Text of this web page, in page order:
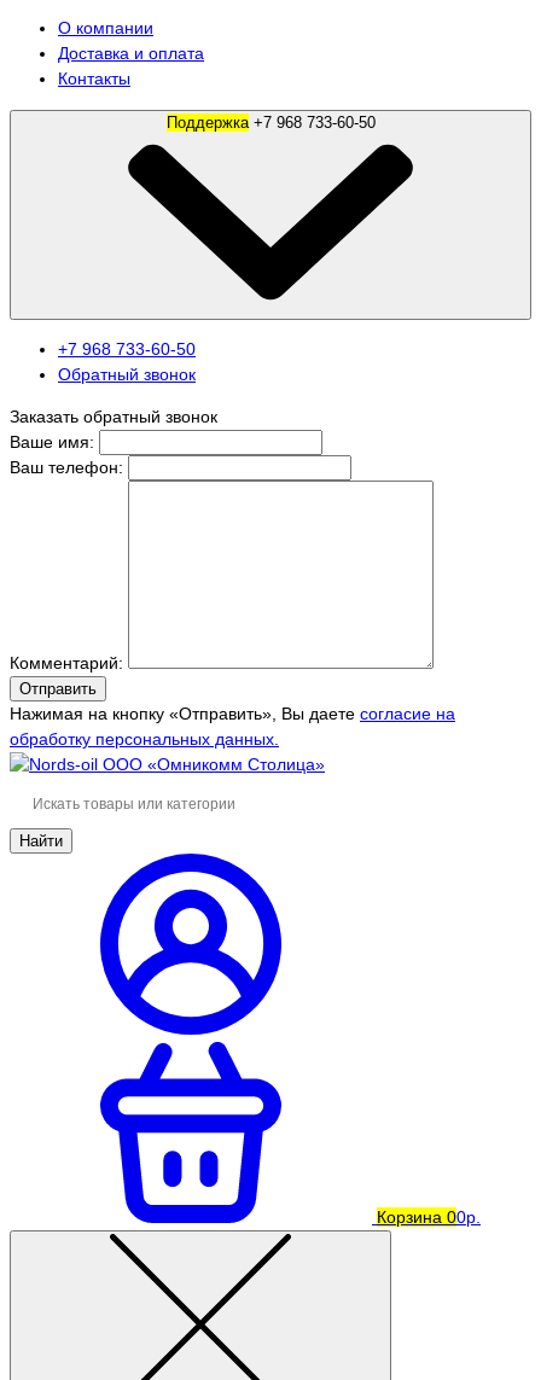
О компании
Доставка и оплата
Контакты
Поддержка +7 968 733-60-50
+7 968 733-60-50
Обратный звонок
Заказать обратный звонок
Ваше имя:
Ваш телефон:
Комментарий:
Отправить
Нажимая на кнопку «Отправить», Вы даете согласие на
обработку персональных данных.
Найти
Корзина 00р.